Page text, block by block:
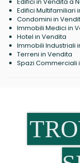
Edifici Multifamiliari
Condomini in
Immobili Medici in
Hotel in Vendita
Immobili Industriali
Terreni in Vendita
Spazi Commerciali